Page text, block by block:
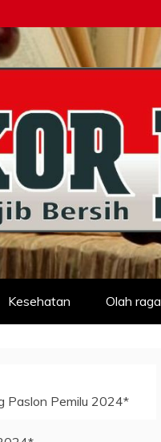
Kesehatan Olah raga
Paslon Pemilu 2024*